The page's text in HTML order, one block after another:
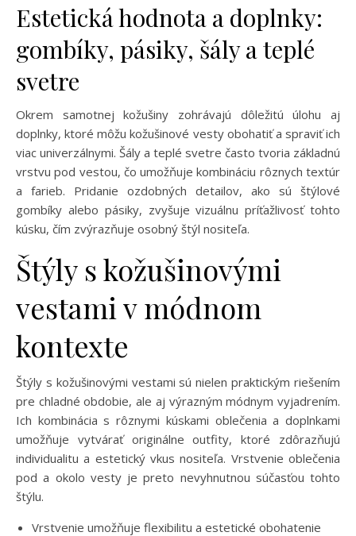
Estetická hodnota a doplnky:
gombíky, pásiky, šály a teplé
svetre
Okrem samotnej kožušiny zohrávajú dôležitú úlohu aj
doplnky, ktoré môžu kožušinové vesty obohatiť a spraviť ich
viac univerzálnymi. Šály a teplé svetre často tvoria základnú
vrstvu pod vestou, čo umožňuje kombináciu rôznych textúr
a farieb. Pridanie ozdobných detailov, ako sú štýlové
gombíky alebo pásiky, zvyšuje vizuálnu príťažlivosť tohto
kúsku, čím zvýrazňuje osobný štýl nositeľa.
Štýly s kožušinovými
vestami v módnom
kontexte
Štýly s kožušinovými vestami sú nielen praktickým riešením
pre chladné obdobie, ale aj výrazným módnym vyjadrením.
Ich kombinácia s rôznymi kúskami oblečenia a doplnkami
umožňuje vytvárať originálne outfity, ktoré zdôrazňujú
individualitu a estetický vkus nositeľa. Vrstvenie oblečenia
pod a okolo vesty je preto nevyhnutnou súčasťou tohto
štýlu.
Vrstvenie umožňuje flexibilitu a estetické obohatenie